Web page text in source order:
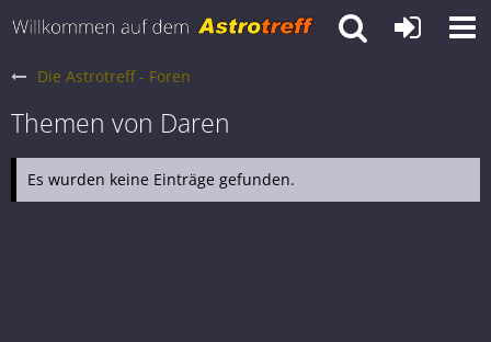
Die Astrotreff - Foren
Themen von Daren
Es wurden keine Einträge gefunden.